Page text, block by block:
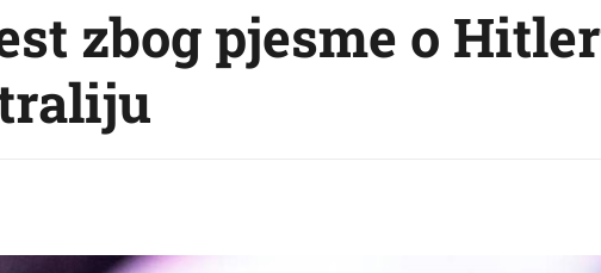
zbog pjesme o